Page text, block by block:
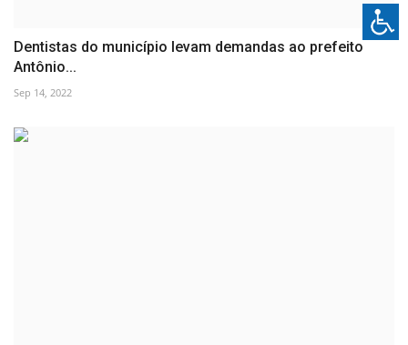
Dentistas do município levam demandas ao prefeito
Antônio...
Sep 14, 2022